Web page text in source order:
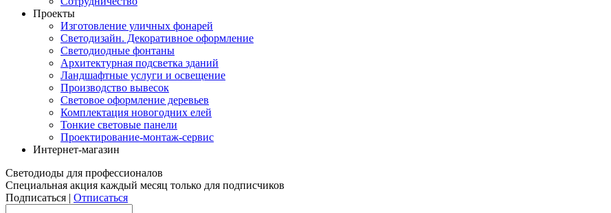
Проекты
Изготовление уличных фонарей
Светодизайн. Декоративное оформление
Светодиодные фонтаны
Архитектурная подсветка зданий
Ландшафтные услуги и освещение
Производство вывесок
Световое оформление деревьев
Комплектация новогодних елей
Тонкие световые панели
Проектирование-монтаж-сервис
Интернет-магазин
Светодиоды для профессионалов
Специальная акция каждый месяц только для подписчиков
Подписаться | Отписаться